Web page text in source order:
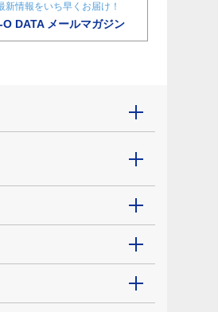
新情報をいち早くお届け！
O DATA メールマガジン